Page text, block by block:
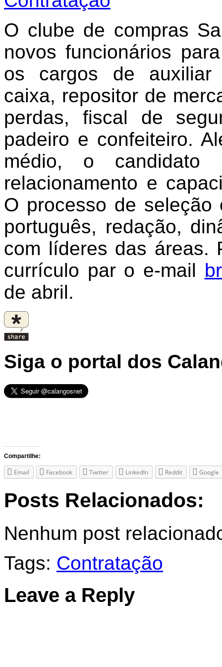
O clube de compras
novos funcionários
os cargos de auxiliar
caixa, repositor de
perdas, fiscal de
padeiro e confeiteiro.
médio, o candidato
relacionamento e
O processo de seleção
português, redação,
com líderes das áreas.
currículo par o e-mail
de abril.
Siga o portal dos
Compartilhe:
Email Facebook Twitter LinkedIn Reddit Google
Posts Relacionados:
Nenhum post
Tags: Contratação
Leave a Reply